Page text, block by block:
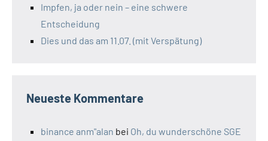
Impfen, ja oder nein – eine schwere
Entscheidung
Dies und das am 11.07. (mit Verspätung)
Neueste Kommentare
binance anm"alan bei Oh, du wunderschöne SGE